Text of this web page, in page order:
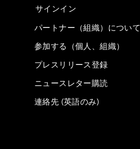
サインイン
パートナー（組織）につい
参加する（個人、組織）
プレスリリース登録
ニュースレター購読
連絡先 (英語のみ)